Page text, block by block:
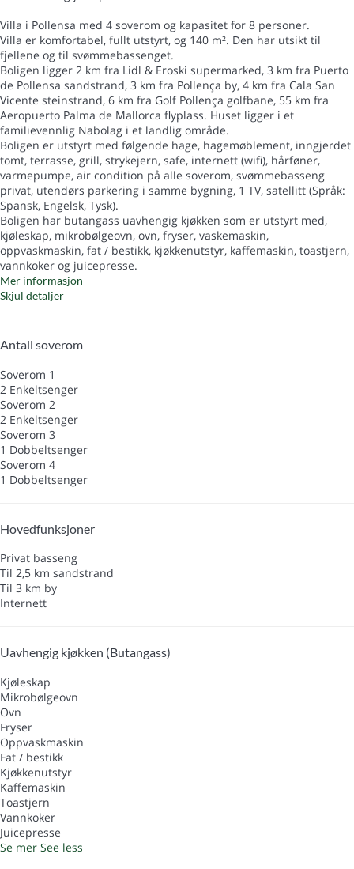
Villa i Pollensa med 4 soverom og kapasitet for 8 personer.
Villa er komfortabel, fullt utstyrt, og 140 m². Den har utsikt til
fjellene og til svømmebassenget.
Boligen ligger 2 km fra Lidl & Eroski supermarked, 3 km fra Puerto
de Pollensa sandstrand, 3 km fra Pollença by, 4 km fra Cala San
Vicente steinstrand, 6 km fra Golf Pollença golfbane, 55 km fra
Aeropuerto Palma de Mallorca flyplass. Huset ligger i et
familievennlig Nabolag i et landlig område.
Boligen er utstyrt med følgende hage, hagemøblement, inngjerdet
tomt, terrasse, grill, strykejern, safe, internett (wifi), hårføner,
varmepumpe, air condition på alle soverom, svømmebasseng
privat, utendørs parkering i samme bygning, 1 TV, satellitt (Språk:
Spansk, Engelsk, Tysk).
Boligen har butangass uavhengig kjøkken som er utstyrt med,
kjøleskap, mikrobølgeovn, ovn, fryser, vaskemaskin,
oppvaskmaskin, fat / bestikk, kjøkkenutstyr, kaffemaskin, toastjern,
vannkoker og juicepresse.
Mer informasjon
Skjul detaljer
Antall soverom
Soverom 1
2 Enkeltsenger
Soverom 2
2 Enkeltsenger
Soverom 3
1 Dobbeltsenger
Soverom 4
1 Dobbeltsenger
Hovedfunksjoner
Privat basseng
Til 2,5 km sandstrand
Til 3 km by
Internett
Uavhengig kjøkken (Butangass)
Kjøleskap
Mikrobølgeovn
Ovn
Fryser
Oppvaskmaskin
Fat / bestikk
Kjøkkenutstyr
Kaffemaskin
Toastjern
Vannkoker
Juicepresse
Se mer See less